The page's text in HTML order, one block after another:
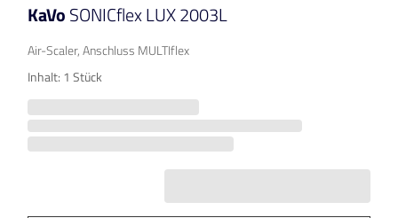
KaVoSONICflex LUX 2003L
Air-Scaler, Anschluss MULTIflex
Inhalt: 1 Stück